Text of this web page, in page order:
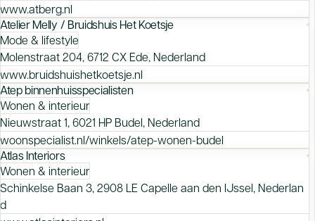
www.atberg.nl
Atelier Melly / Bruidshuis Het Koetsje
Mode & lifestyle
Molenstraat 204, 6712 CX Ede, Nederland
www.bruidshuishetkoetsje.nl
Atep binnenhuisspecialisten
Wonen & interieur
Nieuwstraat 1, 6021 HP Budel, Nederland
woonspecialist.nl/winkels/atep-wonen-budel
Atlas Interiors
Wonen & interieur
Schinkelse Baan 3, 2908 LE Capelle aan den IJssel, Nederlan
d